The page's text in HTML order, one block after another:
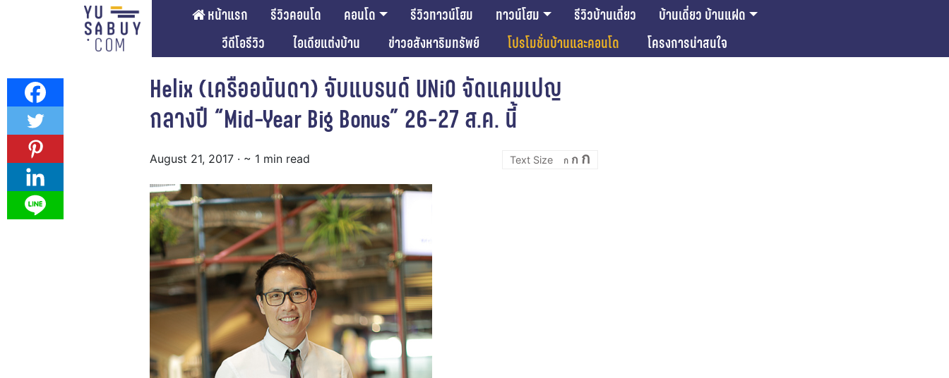
หน้าแรก รีวิวคอนโด คอนโด รีวิวทาวน์โฮม ทาวน์โฮม รีวิวบ้านเดี่ยว
บ้านเดี่ยว บ้านแฝด
วีดีโอรีวิว
ไอเดียแต่งบ้าน ข่าวอสังหาริมทรัพย์ โปรโมชั่นบ้านและคอนโด โครงการน่าสนใจ
Helix (เครืออนันดา) จับแบรนด์ UNiO จัดแคมเปญ
กลางปี “Mid-Year Big Bonus” 26-27 ส.ค. นี้
August 21, 2017 · ~ 1 min read ก
Decrease
font
size.
ก Reset
font
ก